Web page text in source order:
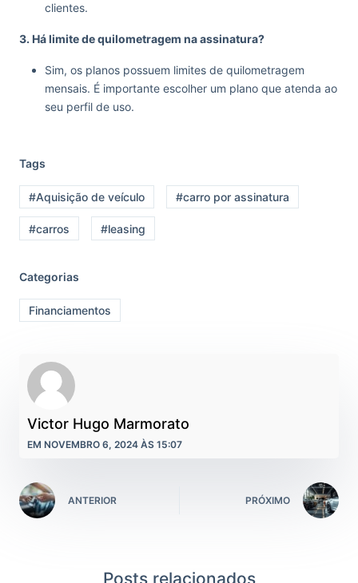
clientes.
3. Há limite de quilometragem na assinatura?
Sim, os planos possuem limites de quilometragem
mensais. É importante escolher um plano que atenda ao
seu perfil de uso.
Tags
#Aquisição de veículo #carro por assinatura
#carros #leasing
Categorias
Financiamentos
Victor Hugo Marmorato
EM NOVEMBRO 6, 2024 ÀS 15:07
ANTERIOR PRÓXIMO
Posts relacionados